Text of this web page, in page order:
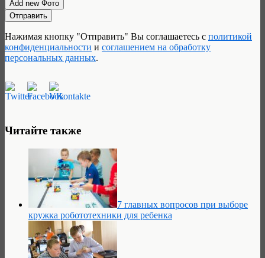
Нажимая кнопку "Отправить" Вы соглашаетесь с политикой
конфиденциальности и соглашением на обработку
персональных данных.
Читайте также
7 главных вопросов при выборе
кружка робототехники для ребенка